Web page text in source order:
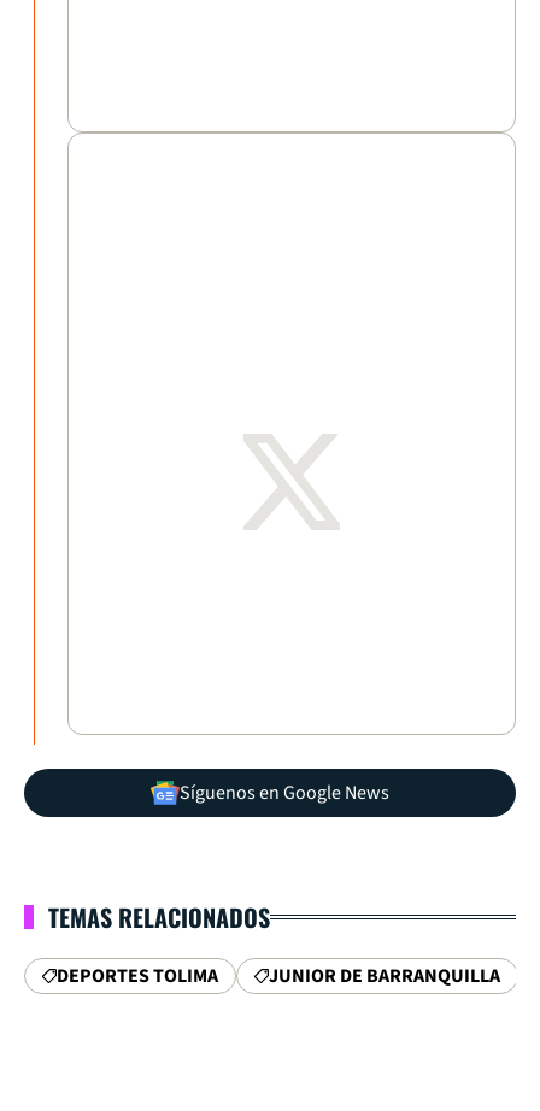
Síguenos en Google News
TEMAS RELACIONADOS
DEPORTES TOLIMA JUNIOR DE BARRANQUILLA